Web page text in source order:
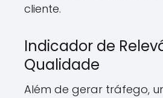
cliente.
Indicador de
Qualidade
Além de gerar tráfego,